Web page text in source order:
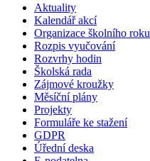
Aktuality
Kalendář akcí
Organizace školního roku
Rozpis vyučování
Rozvrhy hodin
Školská rada
Zájmové kroužky
Měsíční plány
Projekty
Formuláře ke stažení
GDPR
Úřední deska